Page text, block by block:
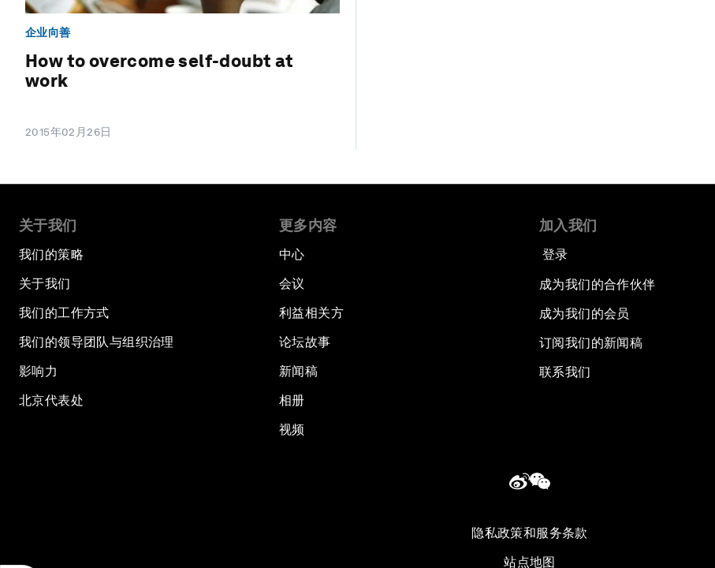
企业向善
How to overcome self-doubt at
work
2015年02月26日
关于我们
我们的策略
关于我们
我们的工作方式
我们的领导团队与组织治理
影响力
北京代表处
更多内容
中心
会议
利益相关方
论坛故事
新闻稿
相册
视频
加入我们
登录
成为我们的合作伙伴
成为我们的会员
订阅我们的新闻稿
联系我们
隐私政策和服务条款
站点地图